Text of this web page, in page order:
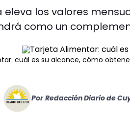
eleva los valores
como un
cuál es su alcance, cómo
Por Redacción Diario de